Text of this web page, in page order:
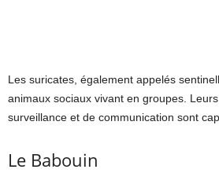
Les suricates, également appelés
animaux sociaux vivant en groupes.
surveillance et de communication sont
Le Babouin